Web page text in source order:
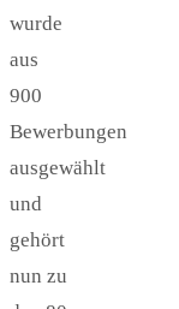
wurde
aus
900
Bewerbungen
ausgewählt
und
gehört
nun zu